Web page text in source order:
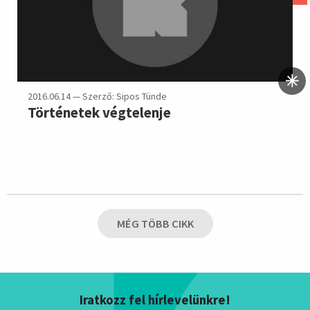
2016.06.14 — Szerző: Sipos Tünde
Történetek végtelenje
MÉG TÖBB CIKK
Iratkozz fel hírlevelünkre!